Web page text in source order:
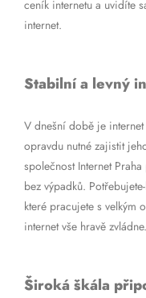
ceník internetu a uvidíte
internet.
Stabilní a levný
V dnešní době je
opravdu nutné zajistit
společnost Internet
bez výpadků.
které pracujete s velkým
internet vše hravě zvládne.
Široká škála